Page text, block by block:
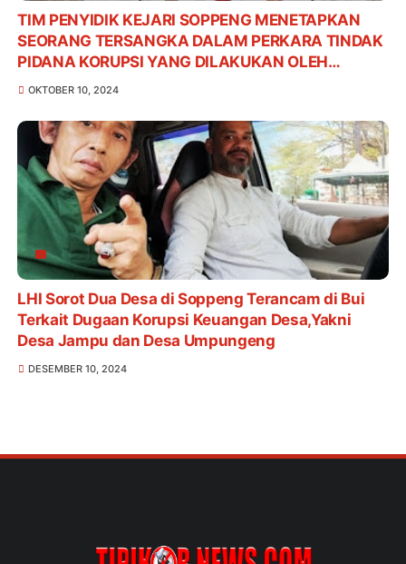
TIM PENYIDIK KEJARI SOPPENG MENETAPKAN
SEORANG TERSANGKA DALAM PERKARA TINDAK
PIDANA KORUPSI YANG DILAKUKAN OLEH
KARYAWAN SALAH SATU BANK PLAT MERAH DI
OKTOBER 10, 2024
LHI Sorot Dua Desa di Soppeng Terancam di Bui
Terkait Dugaan Korupsi Keuangan Desa,Yakni
Desa Jampu dan Desa Umpungeng
DESEMBER 10, 2024